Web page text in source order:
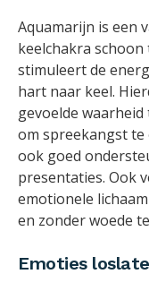
Aquamarijn is een
keelchakra
stimuleert de
hart naar keel.
gevoelde
om spreekangst te
ook goed
presentaties. Ook
emotionele
en zonder woede
Emoties